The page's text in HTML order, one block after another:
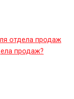
отдела продаж
продаж?